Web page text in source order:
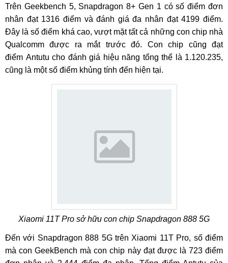
Trên Geekbench 5, Snapdragon 8+ Gen 1 có số điểm đơn
nhân đạt 1316 điểm và đánh giá đa nhân đạt 4199 điểm.
Đây là số điểm khá cao, vượt mặt tất cả những con chip nhà
Qualcomm được ra mắt trước đó. Con chip cũng đạt
điểm Antutu cho đánh giá hiệu năng tổng thể là 1.120.235,
cũng là một số điểm khủng tính đến hiện tại.
Xiaomi 11T Pro sở hữu con chip Snapdragon 888 5G
Đến với Snapdragon 888 5G trên Xiaomi 11T Pro, số điểm
mà con GeekBench mà con chip này đạt được là 723 điểm